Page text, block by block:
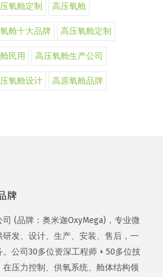
氧舱定制 高压氧舱
舱十大品牌 高压氧舱定制
民用 高压氧舱生产公司
氧舱设计 高原氧舱品牌
牌
(品牌：奥米迦OxyMega)，专业微
发、设计、生产、安装、售后，一
公司30多位资深工程师 + 50多位技
压力控制、供氧系统、舱体结构领